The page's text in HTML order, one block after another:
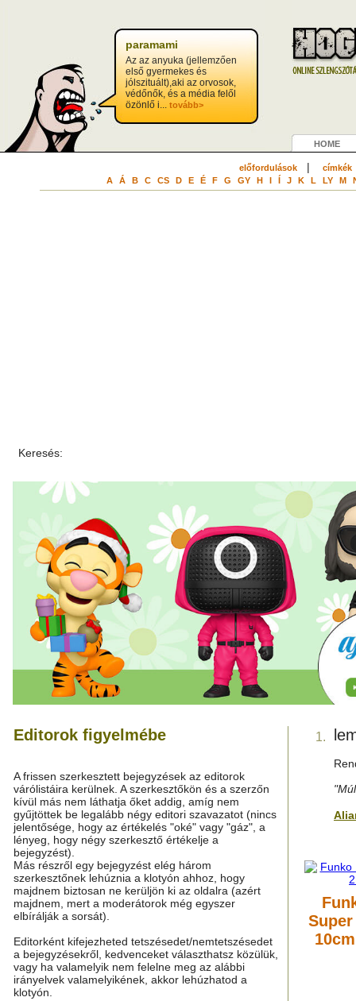
paramami
Az az anyuka (jellemzően
első gyermekes és
jólszituált),aki az orvosok,
védőnők, és a média felől
özönlő i... tovább>
HOME
előfordulások| címkék
A Á B C CS D E É F G GY H I Í J K L LY M
Keresés:
Editorok figyelmébe
A frissen szerkesztett bejegyzések az editorok
várólistáira kerülnek. A szerkesztőkön és a szerzőn
kívül más nem láthatja őket addig, amíg nem
gyűjtöttek be legalább négy editori szavazatot (nincs
jelentősége, hogy az értékelés "oké" vagy "gáz", a
lényeg, hogy négy szerkesztő értékelje a
bejegyzést).
Más részről egy bejegyzést elég három
szerkesztőnek lehúznia a klotyón ahhoz, hogy
majdnem biztosan ne kerüljön ki az oldalra (azért
majdnem, mert a moderátorok még egyszer
elbírálják a sorsát).
Editorként kifejezheted tetszésedet/nemtetszésedet
a bejegyzésekről, kedvenceket választhatsz közülük,
vagy ha valamelyik nem felelne meg az alábbi
irányelvek valamelyikének, akkor lehúzhatod a
klotyón.
1.